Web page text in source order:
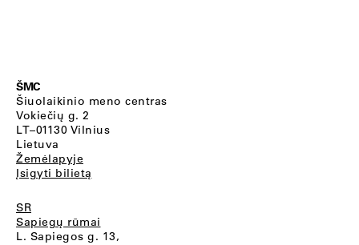
ŠMC
Šiuolaikinio meno centras
Vokiečių g. 2
LT–01130 Vilnius
Lietuva
Žemėlapyje
Įsigyti bilietą
SR
Sapiegų rūmai
L. Sapiegos g. 13,